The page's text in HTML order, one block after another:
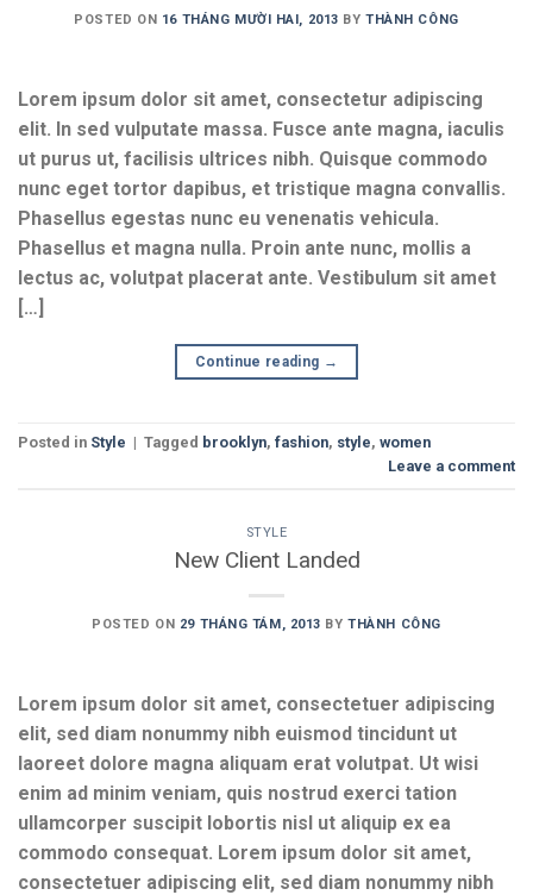
POSTED ON 16 THÁNG MƯỜI HAI, 2013 BYTHÀNH CÔNG
Lorem ipsum dolor sit amet, consectetur adipiscing
elit. In sed vulputate massa. Fusce ante magna, iaculis
ut purus ut, facilisis ultrices nibh. Quisque commodo
nunc eget tortor dapibus, et tristique magna convallis.
Phasellus egestas nunc eu venenatis vehicula.
Phasellus et magna nulla. Proin ante nunc, mollis a
lectus ac, volutpat placerat ante. Vestibulum sit amet
[…]
Continue reading →
Posted in Style | Tagged brooklyn, fashion, style, women
Leave a comment
STYLE
New Client Landed
POSTED ON 29 THÁNG TÁM, 2013 BYTHÀNH CÔNG
Lorem ipsum dolor sit amet, consectetuer adipiscing
elit, sed diam nonummy nibh euismod tincidunt ut
laoreet dolore magna aliquam erat volutpat. Ut wisi
enim ad minim veniam, quis nostrud exerci tation
ullamcorper suscipit lobortis nisl ut aliquip ex ea
commodo consequat. Lorem ipsum dolor sit amet,
consectetuer adipiscing elit, sed diam nonummy nibh